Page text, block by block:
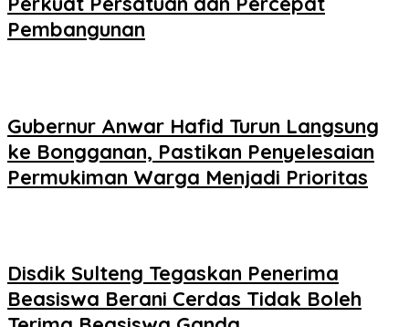
Pembangunan
Gubernur Anwar Hafid Turun Langsung
ke Bongganan, Pastikan Penyelesaian
Permukiman Warga Menjadi Prioritas
Disdik Sulteng Tegaskan Penerima
Beasiswa Berani Cerdas Tidak Boleh